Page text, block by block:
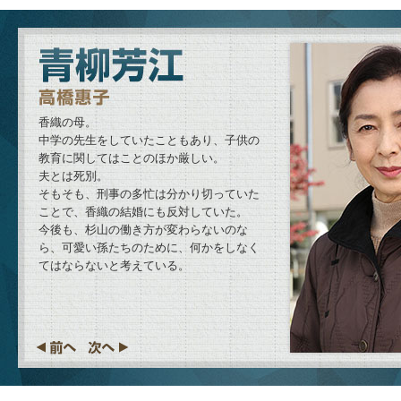
香織の母。
中学の先生をしていたこともあり、子供の
教育に関してはことのほか厳しい。
夫とは死別。
そもそも、刑事の多忙は分かり切っていた
ことで、香織の結婚にも反対していた。
今後も、杉山の働き方が変わらないのな
ら、可愛い孫たちのために、何かをしなく
てはならないと考えている。